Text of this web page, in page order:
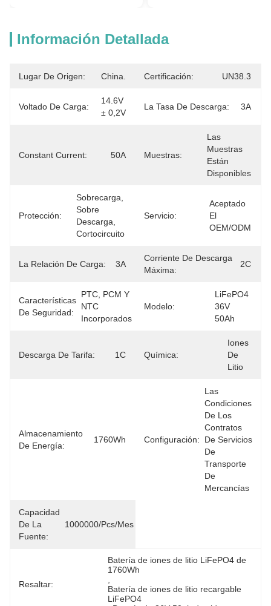
Información Detallada
Lugar De Origen: China. Certificación: UN38.3
Voltado De Carga:
14.6V
± 0,2V
La Tasa De Descarga: 3A
Constant Current: 50A Muestras:
Las
Muestras
Están
Disponibles
Protección:
Sobrecarga,
Sobre
Descarga,
Cortocircuito
Servicio:
Aceptado
El
OEM/ODM
La Relación De Carga: 3A
Corriente De Descarga
Máxima:
2C
Características
De Seguridad:
PTC, PCM Y
NTC
Incorporados
Modelo:
LiFePO4
36V
50Ah
Descarga De Tarifa: 1C Química:
Iones
De
Litio
Almacenamiento
De Energía:
1760Wh Configuración:
Las
Condiciones
De Los
Contratos
De Servicios
De
Transporte
De
Mercancías
Capacidad
De La
Fuente:
1000000/pcs/mes
Resaltar:
Batería de iones de litio LiFePO4 de
1760Wh
Batería de iones de litio recargable
LiFePO4